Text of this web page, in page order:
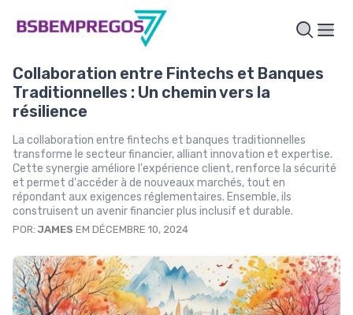
Collaboration entre Fintechs et Banques
Traditionnelles : Un chemin vers la
résilience
La collaboration entre fintechs et banques traditionnelles
transforme le secteur financier, alliant innovation et expertise.
Cette synergie améliore l'expérience client, renforce la sécurité
et permet d'accéder à de nouveaux marchés, tout en
répondant aux exigences réglementaires. Ensemble, ils
construisent un avenir financier plus inclusif et durable.
POR:JAMES EM DÉCEMBRE 10, 2024